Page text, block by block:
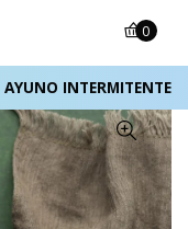
AYUNO INTERMITENTE
0